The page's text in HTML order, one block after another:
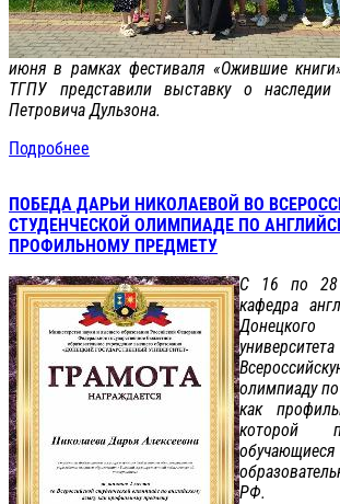
июня в рамках фестиваля «Ожившие
ТГПУ представили выставку о наследии
Петровича Дульзона.
Подробнее
ПОБЕДА ДАРЬИ НИКОЛАЕВОЙ ВО
СТУДЕНЧЕСКОЙ ОЛИМПИАДЕ ПО
ПРОФИЛЬНОМУ ПРЕДМЕТУ
С 16 по 28
кафедра
Донецкого
олимпиаду
как
которой
РФ.